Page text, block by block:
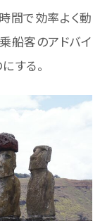
間で効率よく動
船客のアドバイ
する。